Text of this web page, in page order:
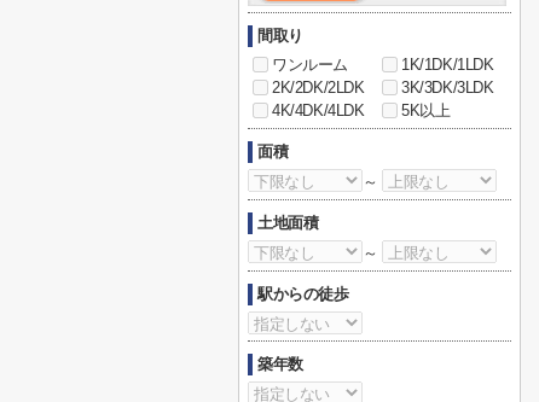
間取り
ワンルーム
1K/1DK/1LDK
2K/2DK/2LDK
3K/3DK/3LDK
4K/4DK/4LDK
5K以上
面積
～
土地面積
～
駅からの徒歩
築年数